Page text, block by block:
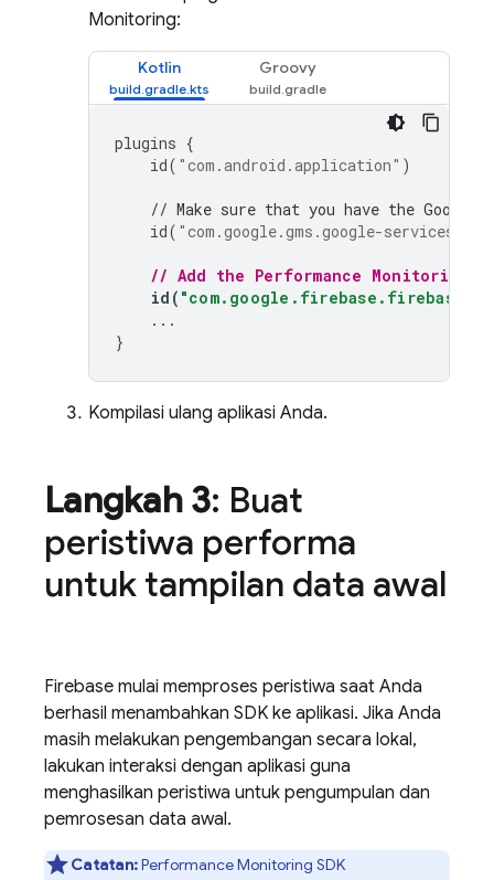
Monitoring:
Kotlin Groovy
plugins {
id( "com.android.application" )
// Make sure that you have the Google
id( "com.google.gms.google-services"
// Add the Performance Monitoring
id ( "com.google.firebase.firebase-
...
}
Kompilasi ulang aplikasi Anda.
Langkah 3: Buat
peristiwa performa
untuk tampilan data awal
Firebase mulai memproses peristiwa saat Anda
berhasil menambahkan SDK ke aplikasi. Jika Anda
masih melakukan pengembangan secara lokal,
lakukan interaksi dengan aplikasi guna
menghasilkan peristiwa untuk pengumpulan dan
pemrosesan data awal.
Catatan:Performance Monitoring SDK